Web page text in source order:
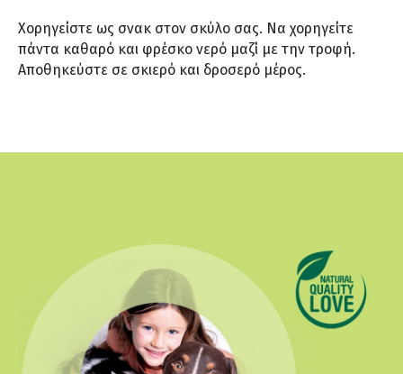
Χορηγείστε ως σνακ στον σκύλο σας. Να χορηγείτε
πάντα καθαρό και φρέσκο νερό μαζί με την τροφή.
Αποθηκεύστε σε σκιερό και δροσερό μέρος.